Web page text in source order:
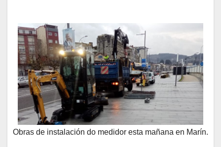
Obras de instalación do medidor esta mañana en Marín.